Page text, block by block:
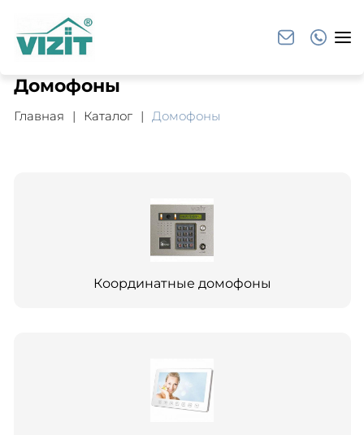
Домофоны
Главная Каталог Домофоны
Координатные домофоны